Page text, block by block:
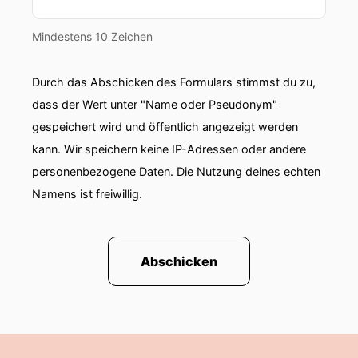
im digitalen Umfeld extrem auf Views,
Reichweiten, Follower, Likes... das ist ja alles
vergleichen!
00:01:15: Man kann sich mit der Konkurrenz sehr
gut abgleichen.
00:01:17: dann höre ich oft den Satz wir haben
viel mehr Follower auf Instagram als der
Konkurent.
00:01:21: aber die eigentliche Frage lautet Ja
zahlen diese Follauer und deren Aktivität in die
konkrete Nachfrage Ein.
wirtschaftlichen Probleme, ein Erlebnisbetrieb
Mindestens 10 Zeichen
Durch das Abschicken des Formulars stimmst du zu,
dass der Wert unter "Name oder Pseudonym"
gespeichert wird und öffentlich angezeigt werden
kann. Wir speichern keine IP-Adressen oder andere
personenbezogene Daten. Die Nutzung deines echten
Namens ist freiwillig.
Abschicken